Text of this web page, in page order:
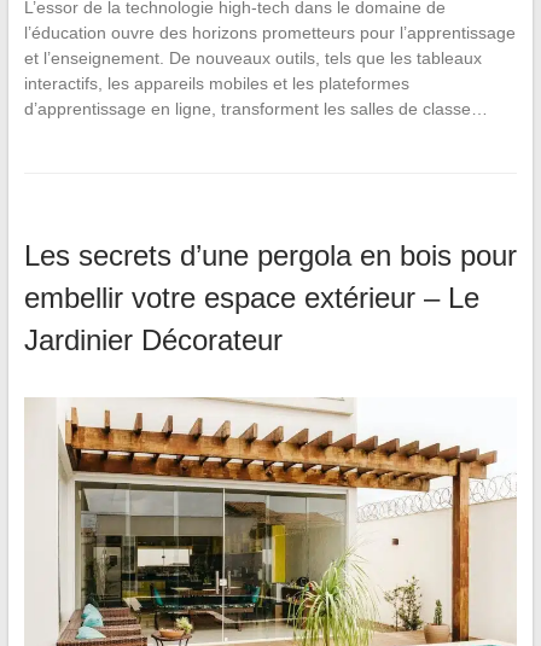
L’essor de la technologie high-tech dans le domaine de
l’éducation ouvre des horizons prometteurs pour l’apprentissage
et l’enseignement. De nouveaux outils, tels que les tableaux
interactifs, les appareils mobiles et les plateformes
d’apprentissage en ligne, transforment les salles de classe…
Les secrets d’une pergola en bois pour
embellir votre espace extérieur – Le
Jardinier Décorateur